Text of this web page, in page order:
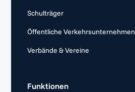
Schulträger
Öffentliche Verkehrsunternehmen
Verbände & Vereine
Funktionen